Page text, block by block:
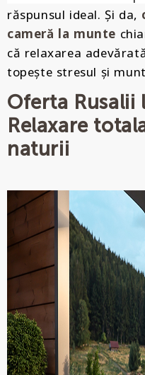
răspunsul ideal. Și da,
cameră la munte
că relaxarea
topește stresul și
Oferta Rusalii
Relaxare
naturii